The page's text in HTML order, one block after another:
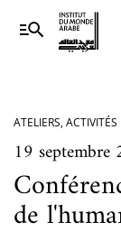
ATELIERS, ACTIVITÉS
19 septembre
de